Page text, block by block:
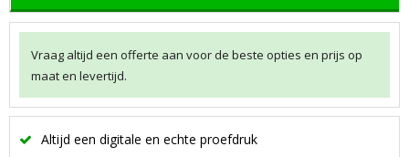
Vraag altijd een offerte aan voor de beste opties en prijs op
maat en levertijd.
Altijd een digitale en echte proefdruk